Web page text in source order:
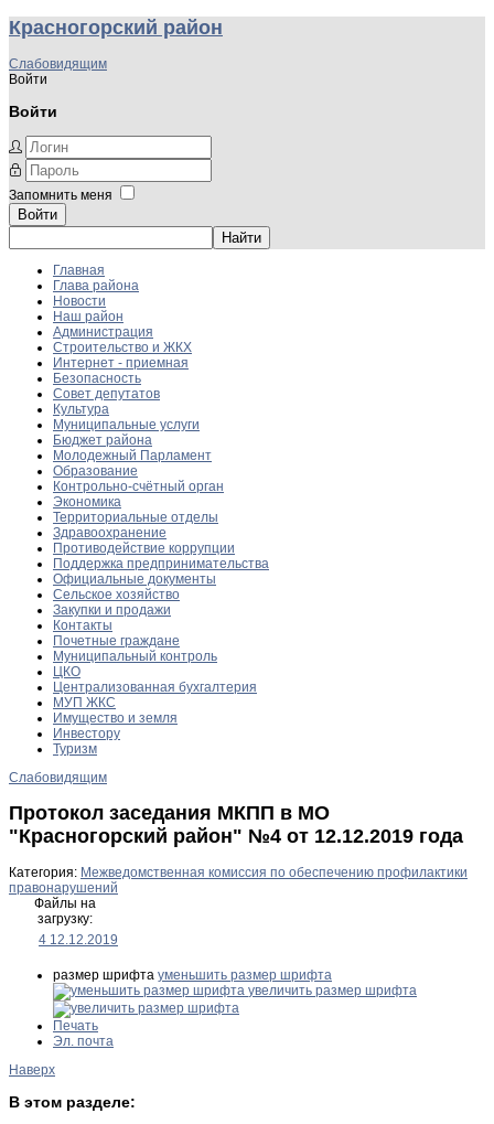
Красногорский район
Слабовидящим
Войти
Войти
Запомнить меня
Войти
Главная
Глава района
Новости
Наш район
Администрация
Строительство и ЖКХ
Интернет - приемная
Безопасность
Совет депутатов
Культура
Муниципальные услуги
Бюджет района
Молодежный Парламент
Образование
Контрольно-счётный орган
Экономика
Территориальные отделы
Здравоохранение
Противодействие коррупции
Поддержка предпринимательства
Официальные документы
Сельское хозяйство
Закупки и продажи
Контакты
Почетные граждане
Муниципальный контроль
ЦКО
Централизованная бухгалтерия
МУП ЖКС
Имущество и земля
Инвестору
Туризм
Слабовидящим
Протокол заседания МКПП в МО
"Красногорский район" №4 от 12.12.2019 года
Категория: Межведомственная комиссия по обеспечению профилактики
правонарушений
Файлы на
загрузку:
4 12.12.2019
размер шрифта уменьшить размер шрифта
увеличить размер шрифта
Печать
Эл. почта
Наверх
В этом разделе: